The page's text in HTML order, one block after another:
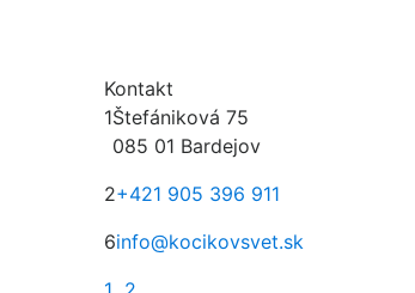
Kontakt
1Štefániková 75
085 01 Bardejov
2+421 905 396 911
6info@kocikovsvet.sk